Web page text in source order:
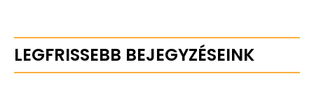
LEGFRISSEBB BEJEGYZÉSEINK